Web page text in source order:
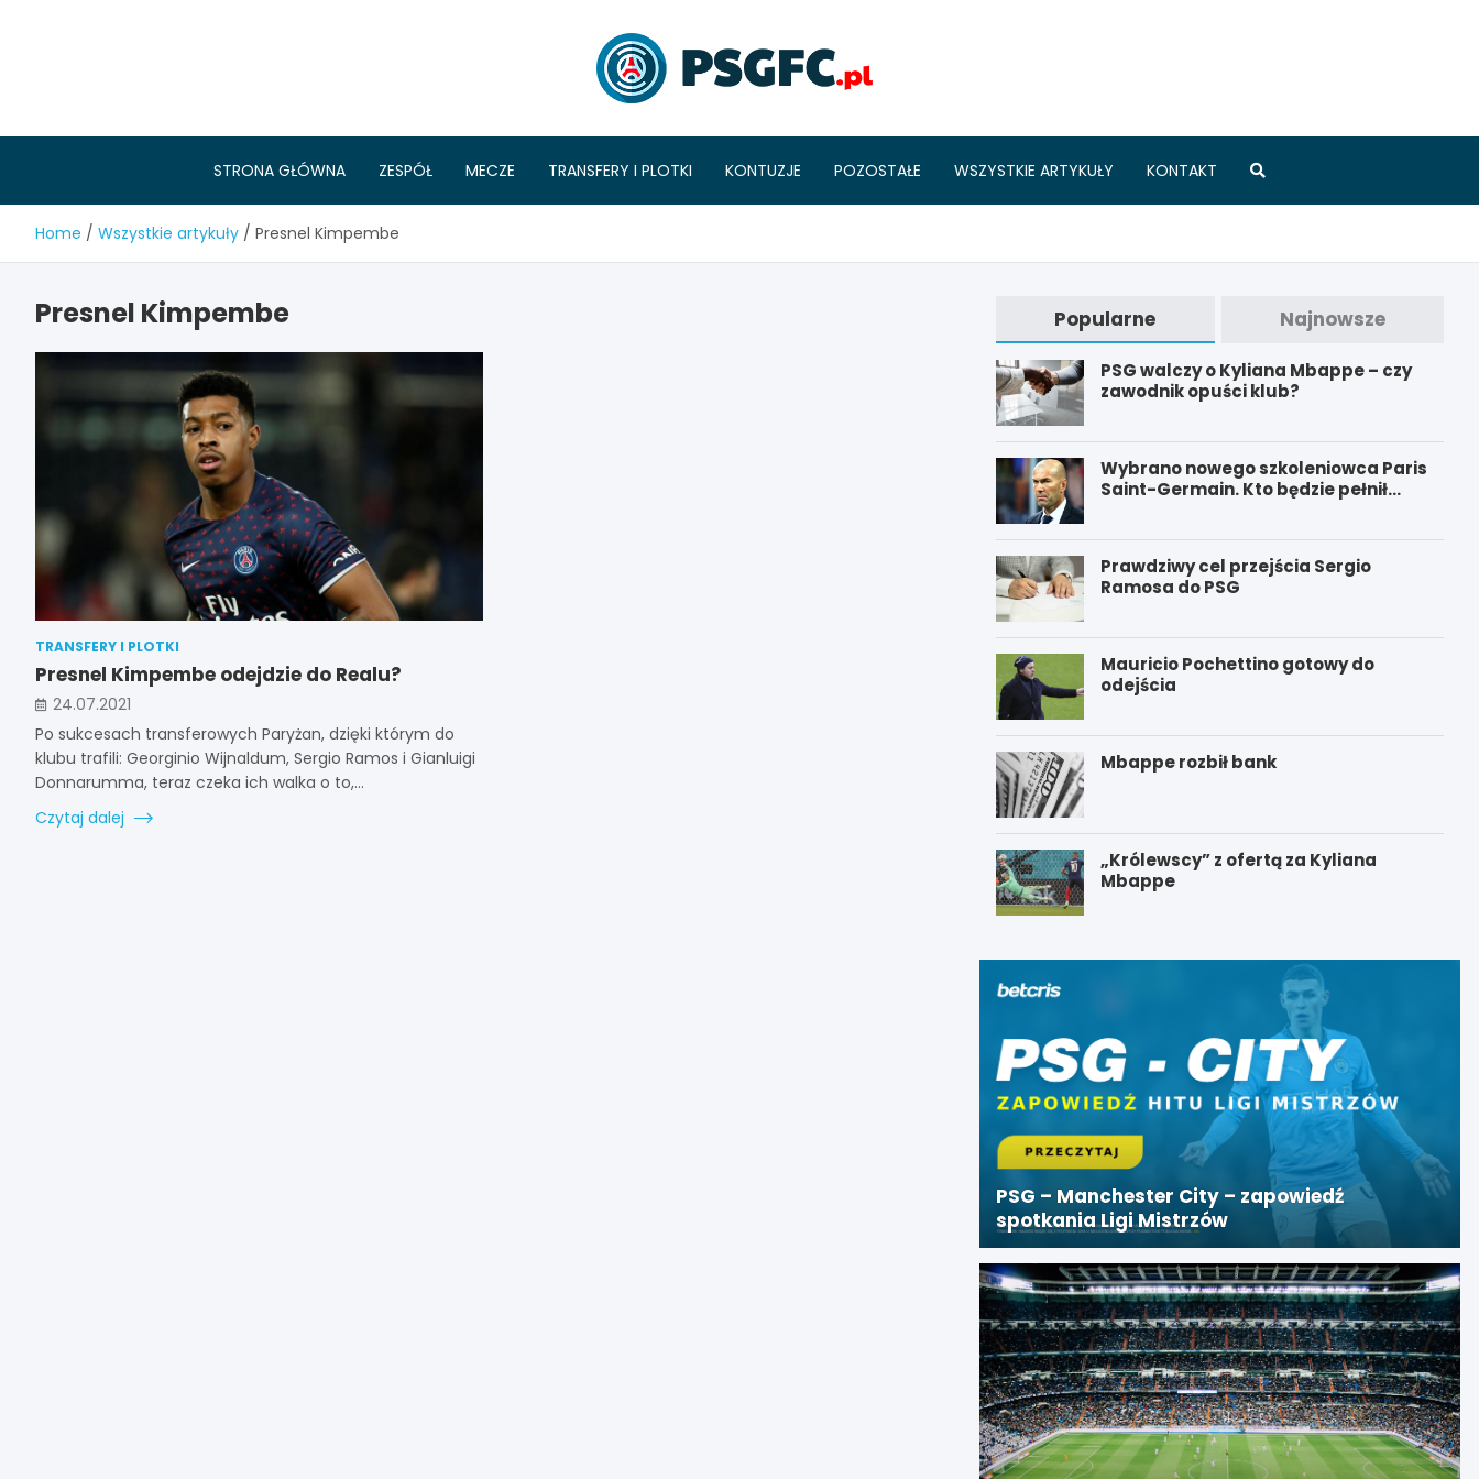
STRONA GŁÓWNA ZESPÓŁ MECZE TRANSFERY I PLOTKI KONTUZJE POZOSTAŁE WSZYSTKIE ARTYKUŁY KONTAKT
Home Wszystkie artykuły Presnel Kimpembe
Presnel Kimpembe
TRANSFERY I PLOTKI
Presnel Kimpembe odejdzie do Realu?
24.07.2021
Po sukcesach transferowych Paryżan, dzięki którym do
klubu trafili: Georginio Wijnaldum, Sergio Ramos i Gianluigi
Donnarumma, teraz czeka ich walka o to,…
Czytaj dalej
Popularne Najnowsze
PSG walczy o Kyliana Mbappe – czy
zawodnik opuści klub?
Wybrano nowego szkoleniowca Paris
Saint-Germain. Kto będzie pełnił
Prawdziwy cel przejścia Sergio
Ramosa do PSG
Mauricio Pochettino gotowy do
odejścia
Mbappe rozbił bank
„Królewscy” z ofertą za Kyliana
Mbappe
PSG – Manchester City – zapowiedź
spotkania Ligi Mistrzów